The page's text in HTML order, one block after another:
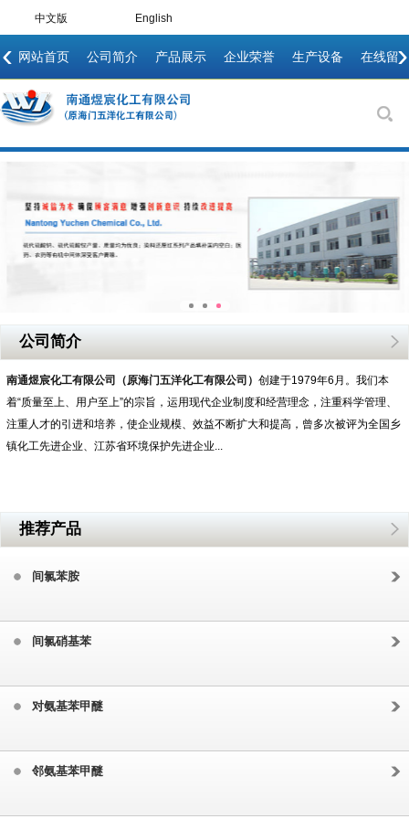
中文版 English
网站首页 公司简介 产品展示 企业荣誉 生产设备 在线留
‹ ›
公司简介
南通煜宸化工有限公司（原海门五洋化工有限公司） 创建于1979年6月。我们本
着“质量至上、用户至上”的宗旨，运用现代企业制度和经营理念，注重科学管理、
注重人才的引进和培养，使企业规模、效益不断扩大和提高，曾多次被评为全国乡
镇化工先进企业、江苏省环境保护先进企业...
推荐产品
间氯苯胺
间氯硝基苯
对氨基苯甲醚
邻氨基苯甲醚